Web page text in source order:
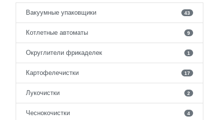
Вакуумные упаковщики 43
Котлетные автоматы 9
Округлители фрикаделек 1
Картофелечистки 17
Лукочистки 2
Чеснокочистки 4